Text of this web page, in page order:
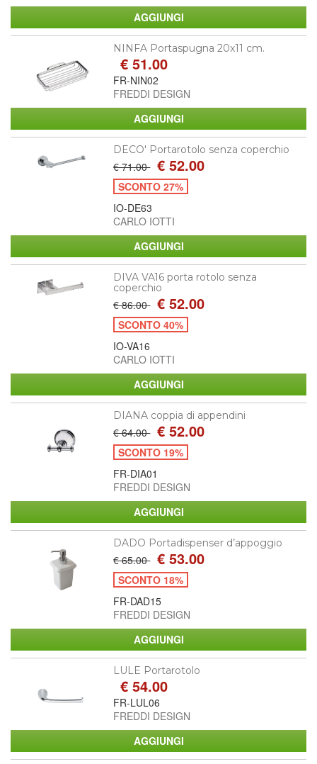
NINFA Portaspugna 20x11 cm.
€ 51.00
FR-NIN02
FREDDI DESIGN
DECO' Portarotolo senza coperchio
€ 71.00 € 52.00
SCONTO 27%
IO-DE63
CARLO IOTTI
DIVA VA16 porta rotolo senza
coperchio
€ 86.00 € 52.00
SCONTO 40%
IO-VA16
CARLO IOTTI
DIANA coppia di appendini
€ 64.00 € 52.00
SCONTO 19%
FR-DIA01
FREDDI DESIGN
DADO Portadispenser d’appoggio
€ 65.00 € 53.00
SCONTO 18%
FR-DAD15
FREDDI DESIGN
LULE Portarotolo
€ 54.00
FR-LUL06
FREDDI DESIGN